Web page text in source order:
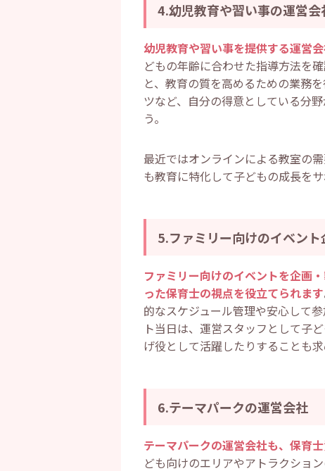
4.幼児教育や習い事の運営会
幼児教育や習い事を提供する運営
どもの年齢に合わせた指導方法を
と、教育の質を高めるための業務
ツなど、自分の得意としている分
う。
最近ではオンラインによる教室の
も教育に特化して子どもの成長を
5.ファミリー向けのイベン
ファミリー向けのイベントを企画
った保育士の視点を役立てられます
的なスケジュール管理や安心して
ト当日は、運営スタッフとして子
げ役として活躍したりすることも求
6.テーマパークの運営会社
テーマパークの運営会社も、保育
ども向けのエリアやアトラクショ